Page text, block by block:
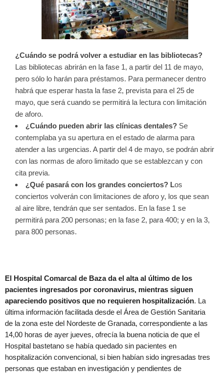
¿Cuándo se podrá volver a estudiar en las bibliotecas?
Las bibliotecas abrirán en la fase 1, a partir del 11 de mayo,
pero sólo lo harán para préstamos. Para permanecer dentro
habrá que esperar hasta la fase 2, prevista para el 25 de
mayo, que será cuando se permitirá la lectura con limitación
de aforo.
¿Cuándo pueden abrir las clínicas dentales? Se
contemplaba ya su apertura en el estado de alarma para
atender a las urgencias. A partir del 4 de mayo, se podrán abrir
con las normas de aforo limitado que se establezcan y con
cita previa.
¿Qué pasará con los grandes conciertos? Los
conciertos volverán con limitaciones de aforo y, los que sean
al aire libre, tendrán que ser sentados. En la fase 1 se
permitirá para 200 personas; en la fase 2, para 400; y en la 3,
para 800 personas.
El Hospital Comarcal de Baza da el alta al último de los
pacientes ingresados por coronavirus, mientras siguen
apareciendo positivos que no requieren hospitalización. La
última información facilitada desde el Área de Gestión Sanitaria
de la zona este del Nordeste de Granada, correspondiente a las
14,00 horas de ayer jueves, ofrecía la buena noticia de que el
Hospital bastetano se había quedado sin pacientes en
hospitalización convencional, si bien habían sido ingresadas tres
personas que estaban en investigación y pendientes de